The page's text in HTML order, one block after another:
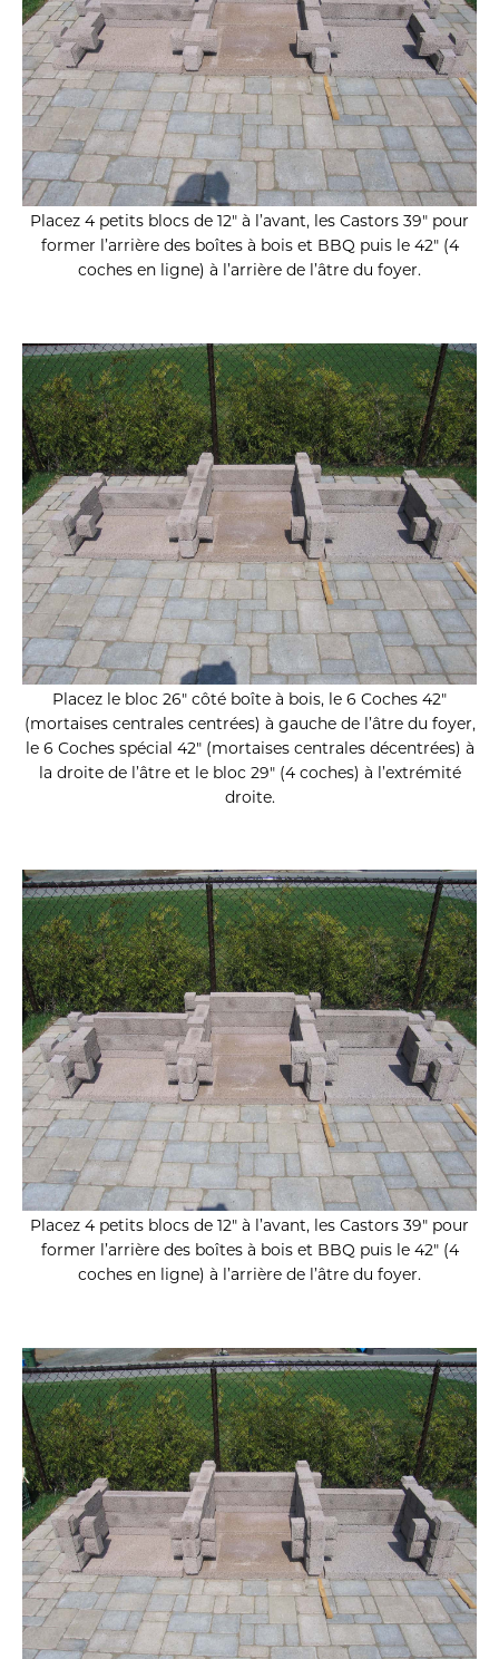
Placez 4 petits blocs de 12″ à l’avant, les Castors 39″ pour
former l’arrière des boîtes à bois et BBQ puis le 42″ (4
coches en ligne) à l’arrière de l’âtre du foyer.
Placez le bloc 26″ côté boîte à bois, le 6 Coches 42″
(mortaises centrales centrées) à gauche de l’âtre du foyer,
le 6 Coches spécial 42″ (mortaises centrales décentrées) à
la droite de l’âtre et le bloc 29″ (4 coches) à l’extrémité
droite.
Placez 4 petits blocs de 12″ à l’avant, les Castors 39″ pour
former l’arrière des boîtes à bois et BBQ puis le 42″ (4
coches en ligne) à l’arrière de l’âtre du foyer.